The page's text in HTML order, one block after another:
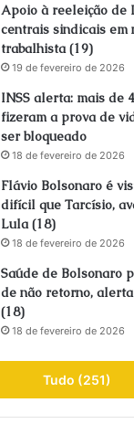
Apoio à reeleição de
centrais sindicais em
trabalhista (19)
19 de fevereiro de 2026
INSS alerta: mais de
fizeram a prova de
ser bloqueado
18 de fevereiro de 2026
Flávio Bolsonaro é
difícil que Tarcísio,
Lula (18)
18 de fevereiro de 2026
Saúde de Bolsonaro
de não retorno,
(18)
18 de fevereiro de 2026
Tudo (251)